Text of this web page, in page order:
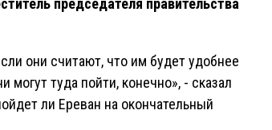
председателя правительства
они считают, что им будет удобнее
туда пойти, конечно», - сказал
ли Ереван на окончательный